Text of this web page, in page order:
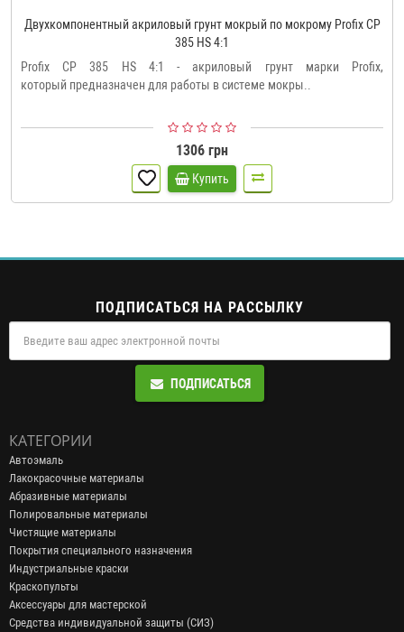
Двухкомпонентный акриловый грунт мокрый по мокрому Profix CP
385 HS 4:1
Profix CP 385 HS 4:1 - акриловый грунт марки Profix,
который предназначен для работы в системе мокры..
1306 грн
Купить
ПОДПИСАТЬСЯ НА РАССЫЛКУ
ПОДПИСАТЬСЯ
КАТЕГОРИИ
Автоэмаль
Лакокрасочные материалы
Абразивные материалы
Полировальные материалы
Чистящие материалы
Покрытия специального назначения
Индустриальные краски
Краскопульты
Аксессуары для мастерской
Средства индивидуальной защиты (СИЗ)